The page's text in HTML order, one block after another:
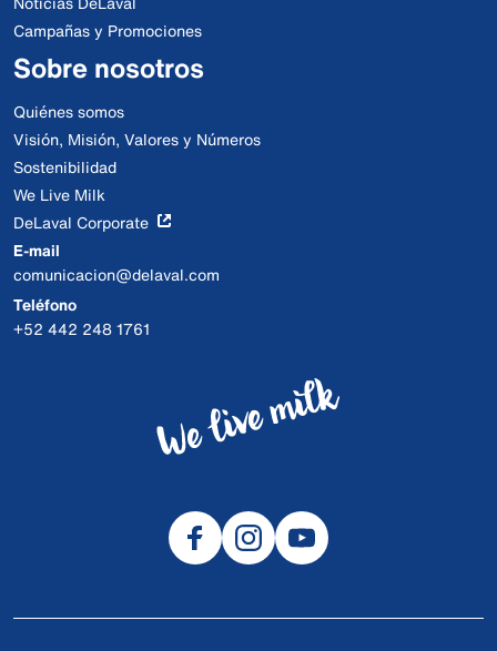
Campañas y Promociones
Sobre nosotros
Quiénes somos
Visión, Misión, Valores y Números
Sostenibilidad
We Live Milk
DeLaval Corporate
E-mail
comunicacion@delaval.com
Teléfono
+52 442 248 1761